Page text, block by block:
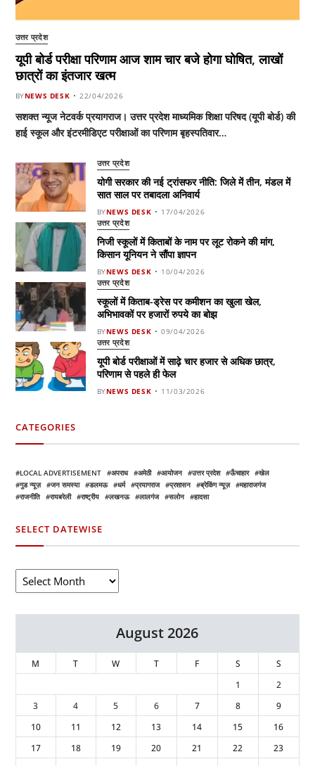
उत्तर प्रदेश
यूपी बोर्ड परीक्षा परिणाम आज शाम चार बजे होगा घोषित, लाखों
छात्रों का इंतजार खत्म
BYNEWS DESK 22/04/2026
सशक्त न्यूज नेटवर्क प्रयागराज। उत्तर प्रदेश माध्यमिक शिक्षा परिषद (यूपी बोर्ड) की
हाई स्कूल और इंटरमीडिएट परीक्षाओं का परिणाम बृहस्पतिवार…
उत्तर प्रदेश
योगी सरकार की नई ट्रांसफर नीति: जिले में तीन, मंडल में
सात साल पर तबादला अनिवार्य
BYNEWS DESK 17/04/2026
उत्तर प्रदेश
निजी स्कूलों में किताबों के नाम पर लूट रोकने की मांग,
किसान यूनियन ने सौंपा ज्ञापन
BYNEWS DESK 10/04/2026
उत्तर प्रदेश
स्कूलों में किताब-ड्रेस पर कमीशन का खुला खेल,
अभिभावकों पर हजारों रुपये का बोझ
BYNEWS DESK 09/04/2026
उत्तर प्रदेश
यूपी बोर्ड परीक्षाओं में साढ़े चार हजार से अधिक छात्र,
परिणाम से पहले ही फेल
BYNEWS DESK 11/03/2026
CATEGORIES
LOCAL ADVERTISEMENT अपराध अमेठी आयोजन उत्तर प्रदेश ऊँचाहार
खेल
गुड न्यूज़
जन समस्या डलमऊ धर्म प्रयागराज प्रशासन ब्रेकिंग न्यूज़
महाराजगंज
राजनीति
रायबरेली राष्ट्रीय लखनऊ लालगंज सलोन हादसा
SELECT DATEWISE
August 2026
M T W T F S
S
1
2
3
4 5 6 7 8
9
10
11 12 13 14 15
16
17
18 19 20 21 22
23